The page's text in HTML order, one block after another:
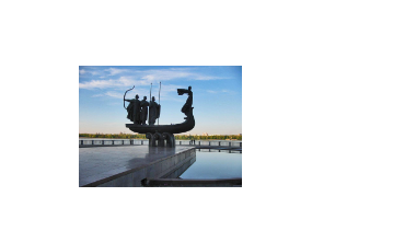
содержимому